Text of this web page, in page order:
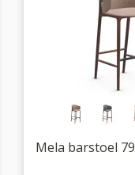
Mela barstoel 79